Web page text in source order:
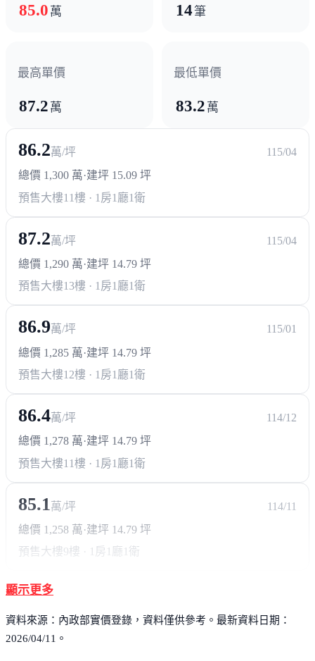
85.0 萬 14筆
最高單價
87.2 萬
最低單價
83.2 萬
86.2萬/坪
115/04
總價 1,300 萬·建坪 15.09 坪
預售大樓11樓 · 1房1廳1衛
87.2萬/坪
115/04
總價 1,290 萬·建坪 14.79 坪
預售大樓13樓 · 1房1廳1衛
86.9萬/坪
115/01
總價 1,285 萬·建坪 14.79 坪
預售大樓12樓 · 1房1廳1衛
86.4萬/坪
114/12
總價 1,278 萬·建坪 14.79 坪
預售大樓11樓 · 1房1廳1衛
85.1萬/坪
114/11
總價 1,258 萬 ·建坪 14.79 坪
預售大樓9樓 · 1房1廳1衛
顯示更多
資料來源：內政部實價登錄，資料僅供參考。最新資料日期：
2026/04/11。